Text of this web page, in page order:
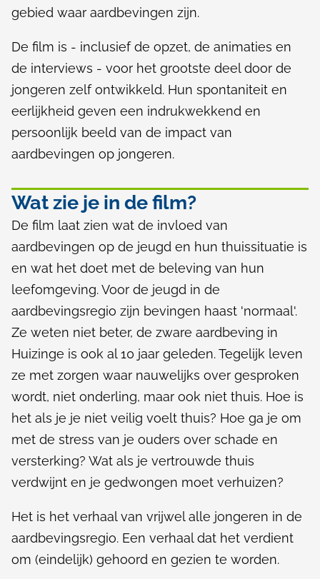
gebied waar aardbevingen zijn.
De film is - inclusief de opzet, de animaties en
de interviews - voor het grootste deel door de
jongeren zelf ontwikkeld. Hun spontaniteit en
eerlijkheid geven een indrukwekkend en
persoonlijk beeld van de impact van
aardbevingen op jongeren.
Wat zie je in de film?
De film laat zien wat de invloed van
aardbevingen op de jeugd en hun thuissituatie is
en wat het doet met de beleving van hun
leefomgeving. Voor de jeugd in de
aardbevingsregio zijn bevingen haast 'normaal'.
Ze weten niet beter, de zware aardbeving in
Huizinge is ook al 10 jaar geleden. Tegelijk leven
ze met zorgen waar nauwelijks over gesproken
wordt, niet onderling, maar ook niet thuis. Hoe is
het als je je niet veilig voelt thuis? Hoe ga je om
met de stress van je ouders over schade en
versterking? Wat als je vertrouwde thuis
verdwijnt en je gedwongen moet verhuizen?
Het is het verhaal van vrijwel alle jongeren in de
aardbevingsregio. Een verhaal dat het verdient
om (eindelijk) gehoord en gezien te worden.